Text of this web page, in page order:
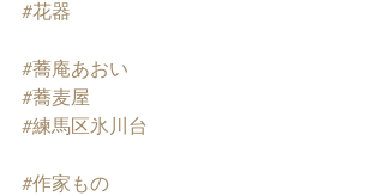
#花器
#蕎庵あおい
#蕎麦屋
#練馬区氷川台
#作家もの